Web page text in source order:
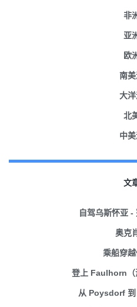
非
亚
欧
南美
大洋
北
中美
文
自驾乌斯怀亚 -
奥克
乘船穿
登上 Faulhorn（
从 Poysdorf